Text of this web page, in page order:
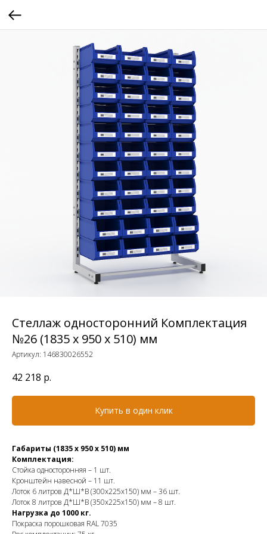
Стеллаж односторонний Комплектация
№26 (1835 х 950 х 510) мм
Артикул: 146830026552
42 218 р.
Купить в один клик
Габариты (1835 х 950 х 510) мм
Комплектация:
Стойка односторонняя – 1 шт.
Кронштейн навесной – 11 шт.
Лоток 6 литров Д*Ш*В (300х225х150) мм – 36 шт.
Лоток 8 литров Д*Ш*В (350х225х150) мм – 8 шт.
Нагрузка до 1000 кг.
Покраска порошковая RAL 7035